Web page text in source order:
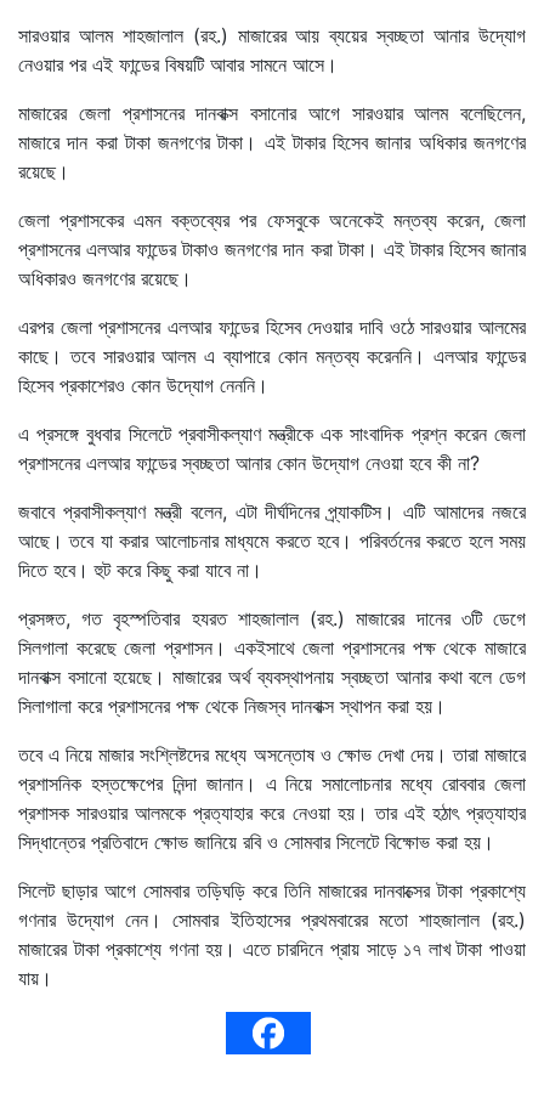
সারওয়ার আলম শাহজালাল (রহ.) মাজারের আয় ব্যয়ের স্বচ্ছতা আনার উদ্যোগ
নেওয়ার পর এই ফান্ডের বিষয়টি আবার সামনে আসে।
মাজারের জেলা প্রশাসনের দানবাক্স বসানোর আগে সারওয়ার আলম বলেছিলেন,
মাজারে দান করা টাকা জনগণের টাকা। এই টাকার হিসেব জানার অধিকার জনগণের
রয়েছে।
জেলা প্রশাসকের এমন বক্তব্যের পর ফেসবুকে অনেকেই মন্তব্য করেন, জেলা
প্রশাসনের এলআর ফান্ডের টাকাও জনগণের দান করা টাকা। এই টাকার হিসেব জানার
অধিকারও জনগণের রয়েছে।
এরপর জেলা প্রশাসনের এলআর ফান্ডের হিসেব দেওয়ার দাবি ওঠে সারওয়ার আলমের
কাছে। তবে সারওয়ার আলম এ ব্যাপারে কোন মন্তব্য করেননি। এলআর ফান্ডের
হিসেব প্রকাশেরও কোন উদ্যোগ নেননি।
এ প্রসঙ্গে বুধবার সিলেটে প্রবাসীকল্যাণ মন্ত্রীকে এক সাংবাদিক প্রশ্ন করেন জেলা
প্রশাসনের এলআর ফান্ডের স্বচ্ছতা আনার কোন উদ্যোগ নেওয়া হবে কী না?
জবাবে প্রবাসীকল্যাণ মন্ত্রী বলেন, এটা দীর্ঘদিনের প্র্যাকটিস। এটি আমাদের নজরে
আছে। তবে যা করার আলোচনার মাধ্যমে করতে হবে। পরিবর্তনের করতে হলে সময়
দিতে হবে। হুট করে কিছু করা যাবে না।
প্রসঙ্গত, গত বৃহস্পতিবার হযরত শাহজালাল (রহ.) মাজারের দানের ৩টি ডেগে
সিলগালা করেছে জেলা প্রশাসন। একইসাথে জেলা প্রশাসনের পক্ষ থেকে মাজারে
দানবাক্স বসানো হয়েছে। মাজারের অর্থ ব্যবস্থাপনায় স্বচ্ছতা আনার কথা বলে ডেগ
সিলাগালা করে প্রশাসনের পক্ষ থেকে নিজস্ব দানবাক্স স্থাপন করা হয়।
তবে এ নিয়ে মাজার সংশ্লিষ্টদের মধ্যে অসন্তোষ ও ক্ষোভ দেখা দেয়। তারা মাজারে
প্রশাসনিক হস্তক্ষেপের নিন্দা জানান। এ নিয়ে সমালোচনার মধ্যে রোববার জেলা
প্রশাসক সারওয়ার আলমকে প্রত্যাহার করে নেওয়া হয়। তার এই হঠাৎ প্রত্যাহার
সিদ্ধান্তের প্রতিবাদে ক্ষোভ জানিয়ে রবি ও সোমবার সিলেটে বিক্ষোভ করা হয়।
সিলেট ছাড়ার আগে সোমবার তড়িঘড়ি করে তিনি মাজারের দানবাক্সের টাকা প্রকাশ্যে
গণনার উদ্যোগ নেন। সোমবার ইতিহাসের প্রথমবারের মতো শাহজালাল (রহ.)
মাজারের টাকা প্রকাশ্যে গণনা হয়। এতে চারদিনে প্রায় সাড়ে ১৭ লাখ টাকা পাওয়া
যায়।